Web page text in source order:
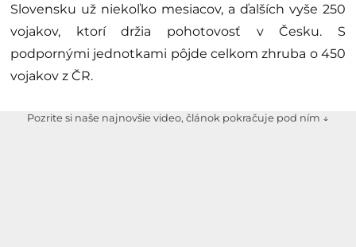
Slovensku už niekoľko mesiacov, a ďalších vyše 250
vojakov, ktorí držia pohotovosť v Česku. S
podpornými jednotkami pôjde celkom zhruba o 450
vojakov z ČR.
Pozrite si naše najnovšie video, článok pokračuje pod ním ↓